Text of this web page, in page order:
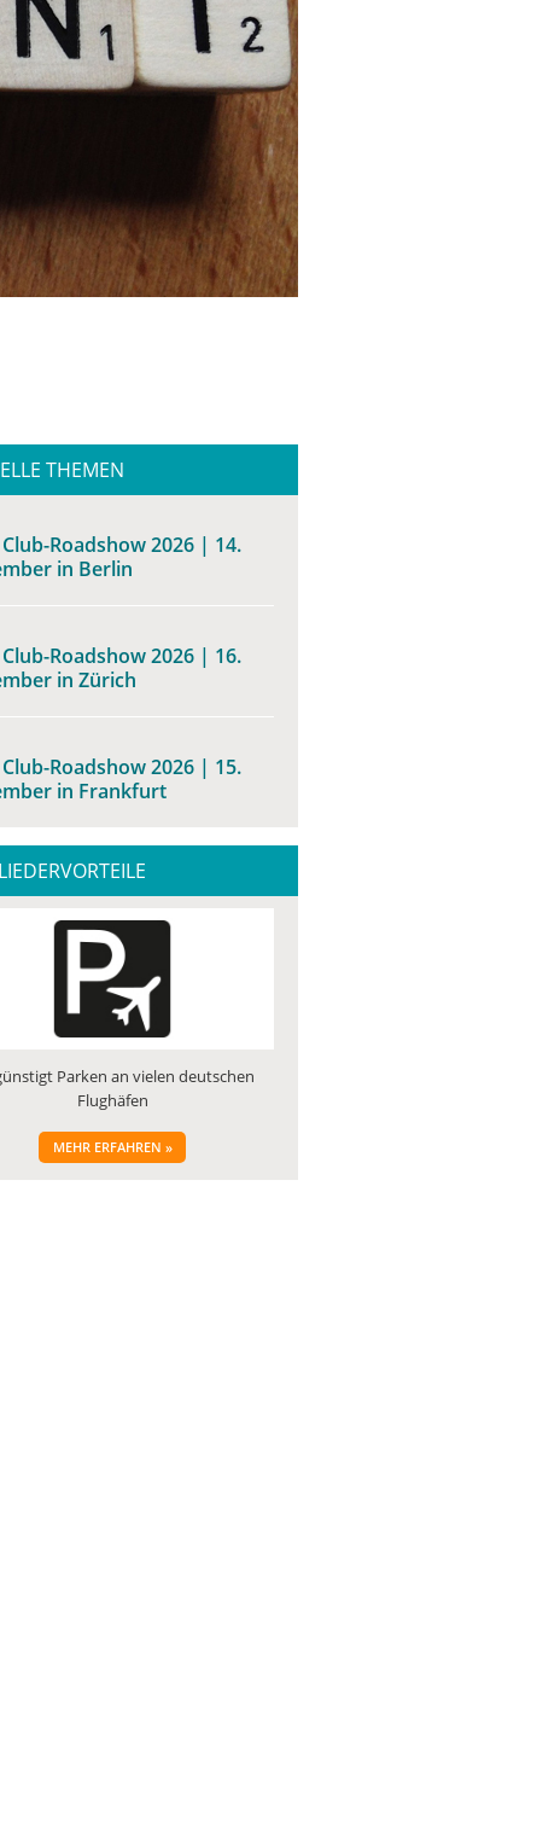
THEMEN
Club-Roadshow 2026 | 14.
in Berlin
Club-Roadshow 2026 | 16.
in Zürich
Club-Roadshow 2026 | 15.
in Frankfurt
Parken an vielen deutschen
Flughäfen
MEHR ERFAHREN »